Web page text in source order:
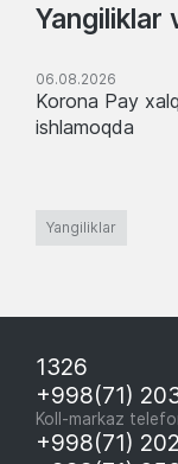
Yangiliklar
06.08.2026
Korona Pay
ishlamoqda
Yangiliklar
1326
+998(71)
Koll-markaz
+998(71)